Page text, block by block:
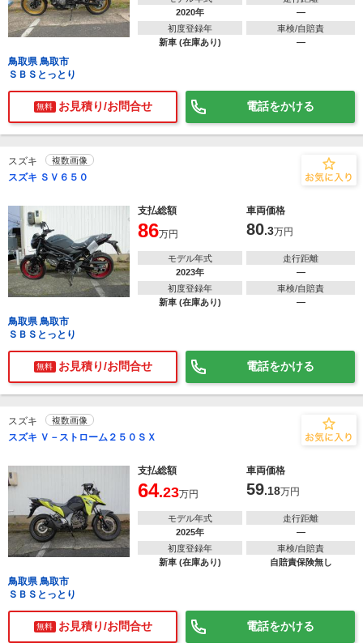
2020年
―
初度登録年
新車 (在庫あり)
車検/自賠責
―
鳥取県 鳥取市
ＳＢＳとっとり
無料 お見積り/お問合せ 電話をかける
スズキ 複数画像
スズキ ＳＶ６５０
支払総額 車両価格
86万円 80.3万円
モデル年式
2023年
走行距離
―
初度登録年
新車 (在庫あり)
車検/自賠責
―
鳥取県 鳥取市
ＳＢＳとっとり
無料 お見積り/お問合せ 電話をかける
スズキ 複数画像
スズキ Ｖ－ストローム２５０ＳＸ
支払総額 車両価格
64.23万円 59.18万円
モデル年式
2025年
走行距離
―
初度登録年
新車 (在庫あり)
車検/自賠責
自賠責保険無し
鳥取県 鳥取市
ＳＢＳとっとり
無料 お見積り/お問合せ 電話をかける